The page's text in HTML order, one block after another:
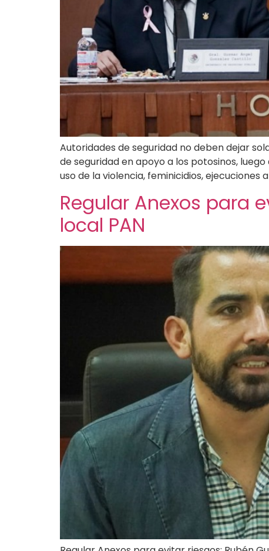
Autoridades de seguridad no deben dejar
de seguridad en apoyo a los potosinos,
uso de la violencia, feminicidios, ejecuciones
Regular Anexos para
local PAN